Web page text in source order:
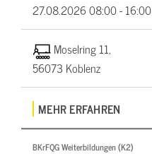
27.08.202608:00 - 16:00
Moselring 11,
56073 Koblenz
MEHR ERFAHREN
BKrFQG Weiterbildungen (K2)